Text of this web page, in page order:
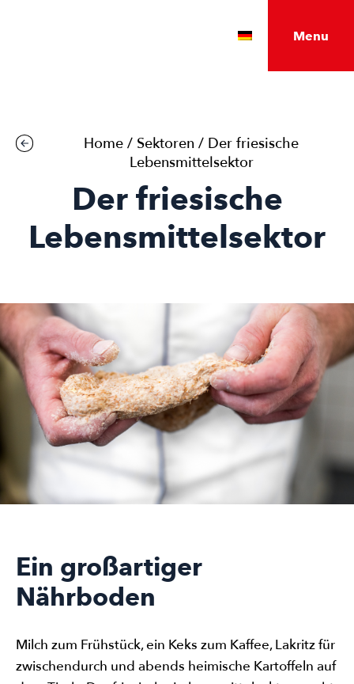
Menu
Home / Sektoren / Der friesische
Lebensmittelsektor
Der friesische
Lebensmittelsektor
Ein großartiger
Nährboden
Milch zum Frühstück, ein Keks zum Kaffee, Lakritz für
zwischendurch und abends heimische Kartoffeln auf